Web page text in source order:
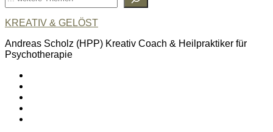
KREATIV & GELÖST
Andreas Scholz (HPP) Kreativ Coach & Heilpraktiker für
Psychotherapie